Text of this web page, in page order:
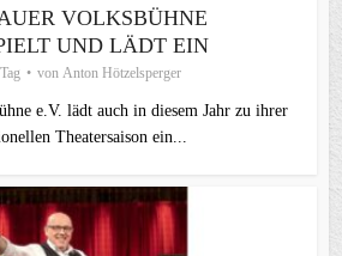
VOLKSBÜHNE
UND LÄDT EIN
von Anton Hötzelsperger
e.V. lädt auch in diesem Jahr zu ihrer
Theater­saison ein...